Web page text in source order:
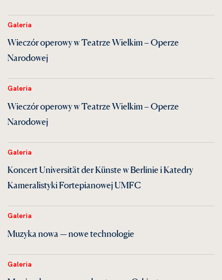
Galeria
Wieczór operowy w Teatrze Wielkim – Operze
Narodowej
Galeria
Wieczór operowy w Teatrze Wielkim – Operze
Narodowej
Galeria
Koncert Universität der Künste w Berlinie i Katedry
Kameralistyki Fortepianowej UMFC
Galeria
Muzyka nowa — nowe technologie
Galeria